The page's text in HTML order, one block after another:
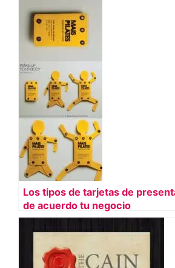
Los tipos de tarjetas de
de acuerdo tu negocio